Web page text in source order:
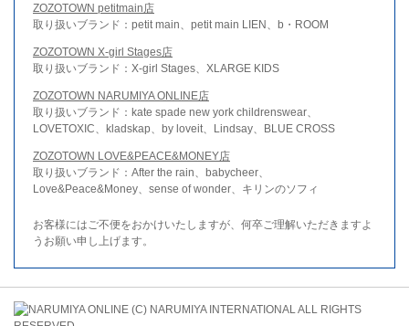
ZOZOTOWN petitmain店
取り扱いブランド：petit main、petit main LIEN、b・ROOM
ZOZOTOWN X-girl Stages店
取り扱いブランド：X-girl Stages、XLARGE KIDS
ZOZOTOWN NARUMIYA ONLINE店
取り扱いブランド：kate spade new york childrenswear、
LOVETOXIC、kladskap、by loveit、Lindsay、BLUE CROSS
ZOZOTOWN LOVE&PEACE&MONEY店
取り扱いブランド：After the rain、babycheer、
Love&Peace&Money、sense of wonder、キリンのソフィ
お客様にはご不便をおかけいたしますが、何卒ご理解いただきますよ
うお願い申し上げます。